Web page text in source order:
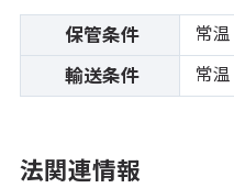
保管条件 常温
輸送条件 常温
法関連情報